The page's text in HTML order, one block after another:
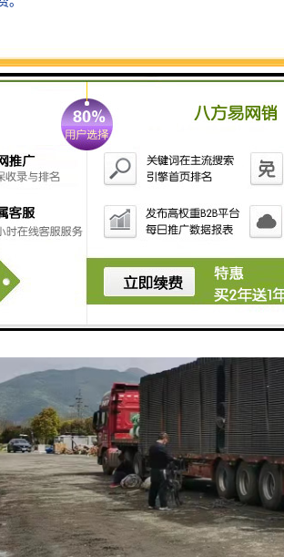
据雨水来源不同，可粗略分为两类。
屋顶雨水相对干净，杂质、泥沙及其他污
弃流和简单过滤后，直接排入蓄水系
使用。
地面的雨水杂质多，污染物源复杂。在弃
后，还必须进行沉淀才能排入蓄水系统。